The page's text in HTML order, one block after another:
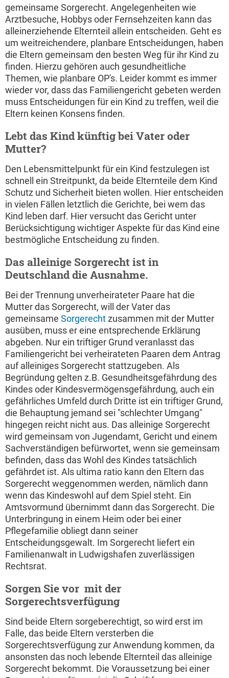
gemeinsame Sorgerecht. Angelegenheiten wie
Arztbesuche, Hobbys oder Fernsehzeiten kann das
alleinerziehende Elternteil allein entscheiden. Geht es
um weitreichendere, planbare Entscheidungen, haben
die Eltern gemeinsam den besten Weg für ihr Kind zu
finden. Hierzu gehören auch gesundheitliche
Themen, wie planbare OP's. Leider kommt es immer
wieder vor, dass das Familiengericht gebeten werden
muss Entscheidungen für ein Kind zu treffen, weil die
Eltern keinen Konsens finden.
Lebt das Kind künftig bei Vater oder
Mutter?
Den Lebensmittelpunkt für ein Kind festzulegen ist
schnell ein Streitpunkt, da beide Elternteile dem Kind
Schutz und Sicherheit bieten wollen. Hier entscheiden
in vielen Fällen letztlich die Gerichte, bei wem das
Kind leben darf. Hier versucht das Gericht unter
Berücksichtigung wichtiger Aspekte für das Kind eine
bestmögliche Entscheidung zu finden.
Das alleinige Sorgerecht ist in
Deutschland die Ausnahme.
Bei der Trennung unverheirateter Paare hat die
Mutter das Sorgerecht, will der Vater das
gemeinsame Sorgerechtzusammen mit der Mutter
ausüben, muss er eine entsprechende Erklärung
abgeben. Nur ein triftiger Grund veranlasst das
Familiengericht bei verheirateten Paaren dem Antrag
auf alleiniges Sorgerecht stattzugeben. Als
Begründung gelten z.B. Gesundheitsgefährdung des
Kindes oder Kindesvermögensgefährdung, auch ein
gefährliches Umfeld durch Dritte ist ein triftiger Grund,
die Behauptung jemand sei "schlechter Umgang"
hingegen reicht nicht aus. Das alleinige Sorgerecht
wird gemeinsam von Jugendamt, Gericht und einem
Sachverständigen befürwortet, wenn sie gemeinsam
befinden, dass das Wohl des Kindes tatsächlich
gefährdet ist. Als ultima ratio kann den Eltern das
Sorgerecht weggenommen werden, nämlich dann
wenn das Kindeswohl auf dem Spiel steht. Ein
Amtsvormund übernimmt dann das Sorgerecht. Die
Unterbringung in einem Heim oder bei einer
Pflegefamilie obliegt dann seiner
Entscheidungsgewalt. Im Sorgerecht liefert ein
Familienanwalt in Ludwigshafen zuverlässigen
Rechtsrat.
Sorgen Sie vor  mit der
Sorgerechtsverfügung
Sind beide Eltern sorgeberechtigt, so wird erst im
Falle, das beide Eltern versterben die
Sorgerechtsverfügung zur Anwendung kommen, da
ansonsten das noch lebende Elternteil das alleinige
Sorgerecht bekommt. Die Voraussetzung bei einer